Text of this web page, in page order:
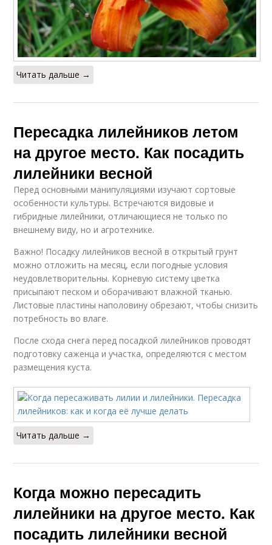
Читать дальше →
Пересадка лилейников летом
на другое место. Как посадить
лилейники весной
Перед основными манипуляциями изучают сортовые
особенности культуры. Встречаются видовые и
гибридные лилейники, отличающиеся не только по
внешнему виду, но и агротехнике.
Важно! Посадку лилейников весной в открытый грунт
можно отложить на месяц, если погодные условия
неудовлетворительны. Корневую систему цветка
присыпают песком и оборачивают влажной тканью.
Листовые пластины наполовину обрезают, чтобы снизить
потребность во влаге.
После схода снега перед посадкой лилейников проводят
подготовку саженца и участка, определяются с местом
размещения куста.
Читать дальше →
Когда можно пересадить
лилейники на другое место. Как
посадить лилейники весной